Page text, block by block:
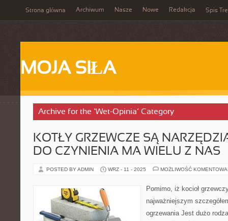
Strona główna Archiwum Nasze Nowe Redakcja Spis
MOJA SIŁA
Archive for the ‘Wet-Opinia’ Category
KOTŁY GRZEWCZE SĄ
DO CZYNIENIA MA WIELU Z NAS
POSTED BY ADMIN WRZ - 11 - 2025 MOŻLIWOŚĆ
Pomimo, iż kocioł
najważniejszym
ogrzewania Jest dużo